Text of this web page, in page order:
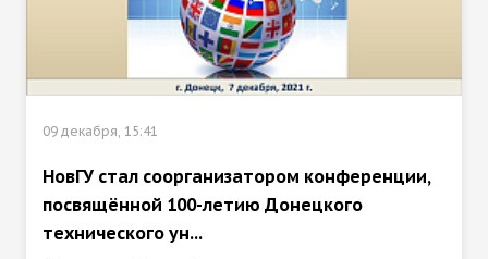
09 декабря, 15:41
НовГУ стал соорганизатором конференции,
посвящённой 100-летию Донецкого
технического ун...